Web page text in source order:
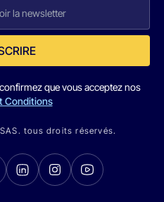
que vous acceptez nos
Conditions
tous droits réservés.